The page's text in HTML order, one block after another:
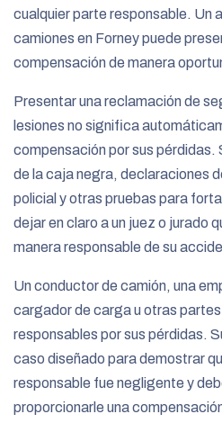
cualquier parte responsable. Un
camiones en Forney puede
compensación de manera
Presentar una reclamación de
lesiones no significa
compensación por sus
de la caja negra, declaraciones
policial y otras pruebas para
dejar en claro a un juez o jurado
manera responsable de su
Un conductor de camión, una
cargador de carga u otras
responsables por sus pérdidas.
caso diseñado para demostrar
responsable fue negligente y
proporcionarle una